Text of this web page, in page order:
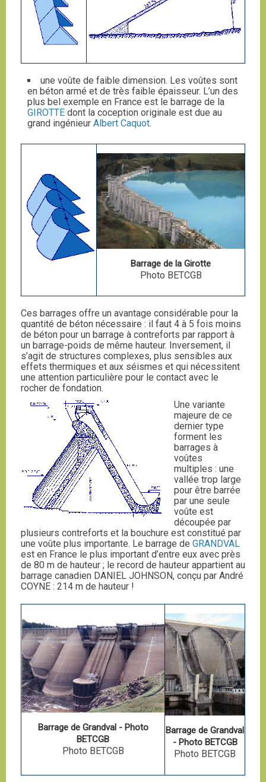
une voûte de faible dimension. Les voûtes sont
en béton armé et de très faible épaisseur. L’un des
plus bel exemple en France est le barrage de la
GIROTTE dont la coception originale est due au
grand ingénieurAlbert Caquot.
Barrage de la Girotte
Photo BETCGB
Ces barrages offre un avantage considérable pour la
quantité de béton nécessaire : il faut 4 à 5 fois moins
de béton pour un barrage à contreforts par rapport à
un barrage-poids de même hauteur. Inversement, il
s’agit de structures complexes, plus sensibles aux
effets thermiques et aux séismes et qui nécessitent
une attention particulière pour le contact avec le
rocher de fondation.
Une variante
majeure de ce
dernier type
forment les
barrages à
voûtes
multiples : une
vallée trop large
pour être barrée
par une seule
voûte est
découpée par
plusieurs contreforts et la bouchure est constitué par
une voûte plus importante. Le barrage de GRANDVAL
est en France le plus important d’entre eux avec près
de 80 m de hauteur ; le record de hauteur appartient au
barrage canadien DANIEL JOHNSON, conçu par André
COYNE : 214 m de hauteur !
Barrage de Grandval - Photo
BETCGB
Photo BETCGB
Barrage de Grandval
- Photo BETCGB
Photo BETCGB